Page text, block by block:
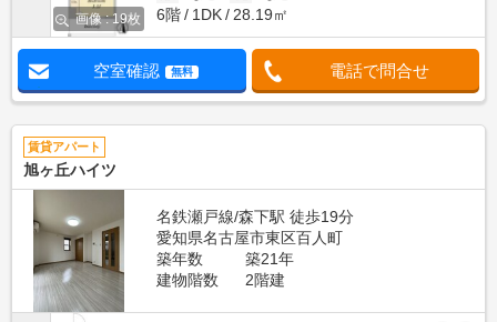
画像 : 19枚
6階
1DK 28.19㎡
空室確認 無料 電話で問合せ
賃貸アパート
旭ヶ丘ハイツ
名鉄瀬戸線/森下駅 徒歩19分
愛知県名古屋市東区百人町
築年数
築21年
建物階数
2階建